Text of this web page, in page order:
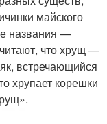
майского
названия —
что хрущ —
встречающийся
хрупает корешки